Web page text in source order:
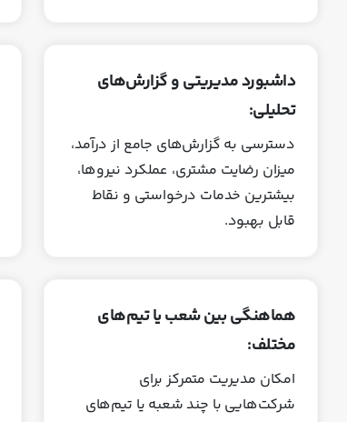
داشبورد مدیریتی و گزارش‌های
تحلیلی:
دسترسی به گزارش‌های جامع از درآمد،
میزان رضایت مشتری، عملکرد نیروها،
بیشترین خدمات درخواستی و نقاط
قابل بهبود.
هماهنگی بین شعب یا تیم‌های
مختلف:
امکان مدیریت متمرکز برای
شرکت‌هایی با چند شعبه یا تیم‌های